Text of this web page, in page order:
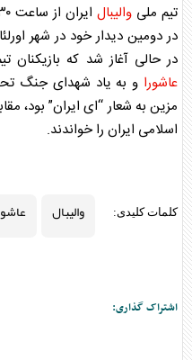
تیم ملی والیبال
در دومین دیدار خود در شهر
در حالی آغاز شد که بازیکنان
عاشورا و به یاد شهدای جنگ
مزین به شعار “ای ایران” بود،
اسلامی ایران را خواندند.
کلمات کلیدی: والیبال
اشتراک گذاری: